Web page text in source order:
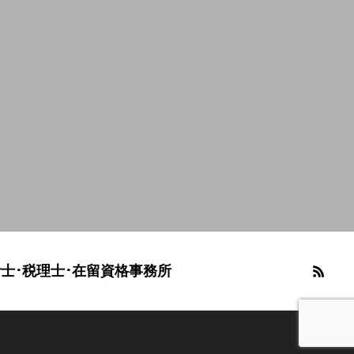
･税理士･在留資格事務所